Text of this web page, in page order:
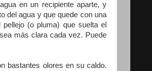
en un recipiente aparte, y
del agua y que quede con una
(o pluma) que suelta el
más clara cada vez. Puede
bastantes olores en su caldo.